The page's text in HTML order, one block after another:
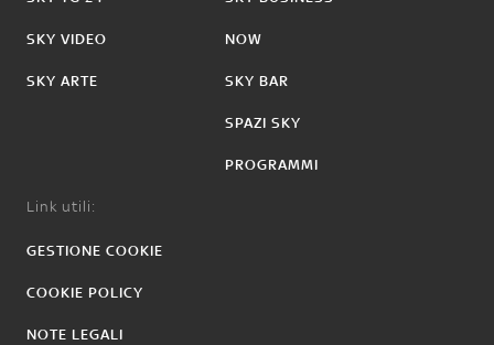
SKY VIDEO
SKY ARTE
NOW
SKY BAR
SPAZI SKY
PROGRAMMI
Link utili:
GESTIONE COOKIE
COOKIE POLICY
NOTE LEGALI